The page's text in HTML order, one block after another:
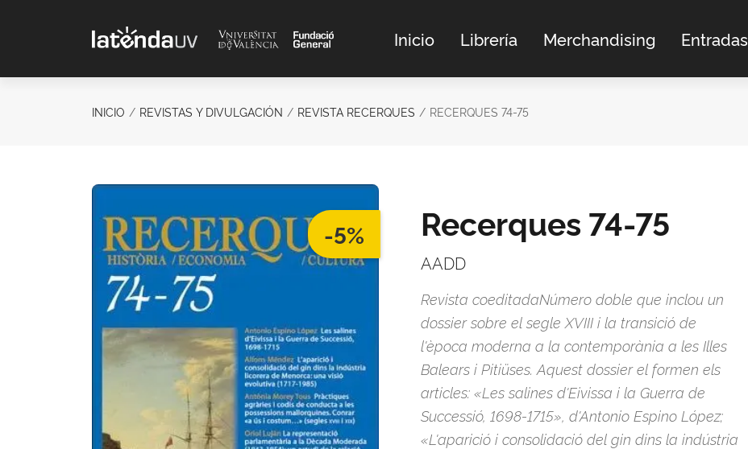
Inicio Librería Merchandising Entradas
INICIO REVISTAS Y DIVULGACIÓN REVISTA RECERQUES RECERQUES 74-75
-5% Recerques 74-75
AADD
Revista coeditadaNúmero doble que inclou un
dossier sobre el segle XVIII i la transició de
l'època moderna a la contemporània a les Illes
Balears i Pitiüses. Aquest dossier el formen els
articles: «Les salines d'Eivissa i la Guerra de
Successió, 1698-1715», d'Antonio Espino López;
«L'aparició i consolidació del gin dins la indústria